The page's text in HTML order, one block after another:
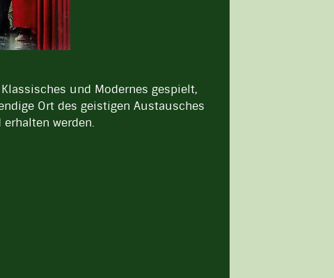
und Modernes gespielt,
Ort des geistigen Austausches
werden.